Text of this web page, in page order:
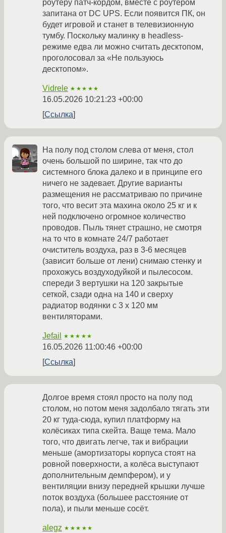
роутеру патч-кордом, вместе с роутером
запитана от DC UPS. Если появится ПК, он
будет игровой и станет в телевизионную
тумбу. Поскольку малинку в headless-
режиме едва ли можно считать десктопом,
проголосовал за «Не пользуюсь
десктопом».
Vidrele ★★★★★
16.05.2026 10:21:23 +00:00
Ссылка
На полу под столом слева от меня, стол
очень большой по ширине, так что до
системного блока далеко и в принципе его
ничего не задевает. Другие варианты
размещения не рассматриваю по причине
того, что весит эта махина около 25 кг и к
ней подключено огромное количество
проводов. Пыль тянет страшно, не смотря
на то что в комнате 24/7 работает
очиститель воздуха, раз в 3-6 месяцев
(зависит больше от лени) снимаю стенку и
прохожусь воздуходуйкой и пылесосом.
спереди 3 вертушки на 120 закрытые
сеткой, сзади одна на 140 и сверху
радиатор водянки с 3 х 120 мм
вентиляторами.
Jefail ★★★★★
16.05.2026 11:00:46 +00:00
Ссылка
Долгое время стоял просто на полу под
столом, но потом меня задолбало тягать эти
20 кг туда-сюда, купил платформу на
колёсиках типа скейта. Ваще тема. Мало
того, что двигать легче, так и вибрации
меньше (амортизаторы корпуса стоят на
ровной поверхности, а колёса выступают
дополнительным демпфером), и у
вентиляции внизу передней крышки лучше
поток воздуха (большее расстояние от
пола), и пыли меньше сосёт.
alegz ★★★★★